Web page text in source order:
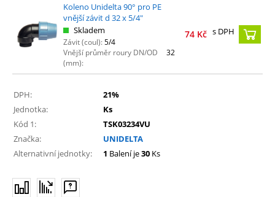
Koleno Unidelta 90° pro PE
vnější závit d 32 x 5/4"
Skladem
Závit (coul):5/4
Vnější průměr roury DN/OD
(mm):
32
74 Kč s DPH
DPH:
21%
Jednotka:
Ks
Kód 1:
TSK03234VU
Značka:
UNIDELTA
Alternativní jednotky:
1 Balení je30 Ks